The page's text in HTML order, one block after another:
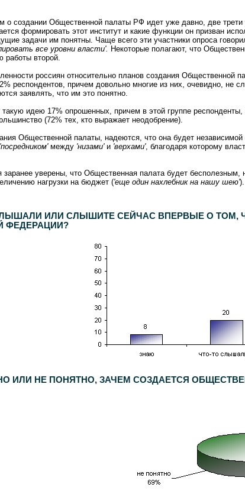
о создании Общественной палаты РФ идет уже давно, две
формировать этот институт и какие функции он призван
задачи им понятны. Чаще всего эти участники опроса
все уровни власти'. Некоторые полагают, что
работы второй.
россиян относительно планов создания Общественной
респондентов, причем довольно многие из них, очевидно, не
заявлять, что им это понятно.
идею 17% опрошенных, причем в этой группе
(72% тех, кто выражает неодобрение).
Общественной палаты, надеются, что она будет
'посредником'между 'низами'и 'верхами', благодаря которому
заранее уверены, что Общественная палата будет
нагрузки на бюджет ('еще один нахлебник на нашу шею').
ИЛИ СЛЫШИТЕ СЕЙЧАС ВПЕРВЫЕ О ТОМ,
ФЕДЕРАЦИИ?
ИЛИ НЕ ПОНЯТНО, ЗАЧЕМ СОЗДАЕТСЯ